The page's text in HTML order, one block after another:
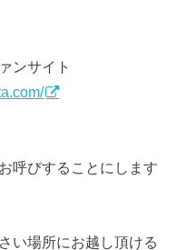
ンサイト
呼びすることにします
い場所にお越し頂ける